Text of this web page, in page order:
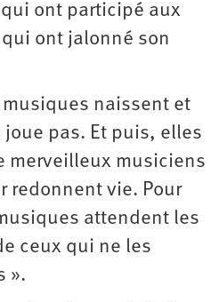
ont participé aux
ont jalonné son
musiques naissent et
pas. Et puis, elles
merveilleux musiciens
redonnent vie. Pour
attendent les
ceux qui ne les
».